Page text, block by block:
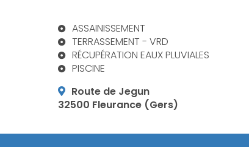
ASSAINISSEMENT
TERRASSEMENT - VRD
RÉCUPÉRATION EAUX PLUVIALES
PISCINE
Route de Jegun
32500 Fleurance (Gers)